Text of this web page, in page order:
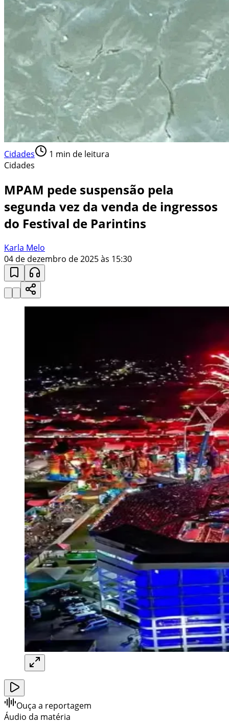
Cidades 1 min de leitura
Cidades
MPAM pede suspensão pela
segunda vez da venda de ingressos
do Festival de Parintins
Karla Melo
04 de dezembro de 2025 às 15:30
Ouça a reportagem
Áudio da matéria